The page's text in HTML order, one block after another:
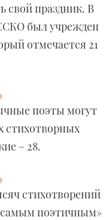
свой праздник. В
был учрежден
отмечается 21
поэты могут
стихотворных
– 28.
стихотворений
поэтичным»